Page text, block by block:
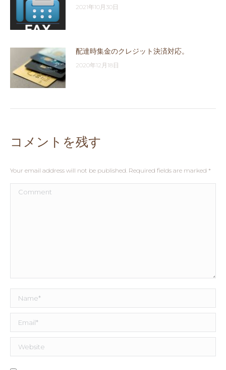
2021年10月30日
配達時集金のクレジット決済対応。
2020年12月18日
コメントを残す
Your email address will not be published. Required fields are marked *
Comment
Name *
Email *
Website